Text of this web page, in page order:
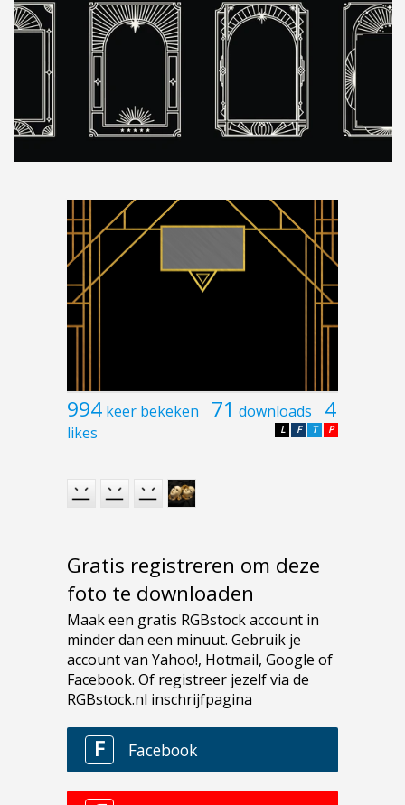
994 keer bekeken 71 downloads 4
likes P
T
F
L
Gratis registreren om deze
foto te downloaden